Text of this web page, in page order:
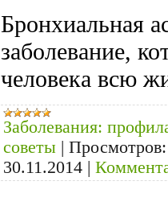
Бронхиальная
заболевание,
человека всю
Заболевания:
советы | Просмотров:
30.11.2014 |